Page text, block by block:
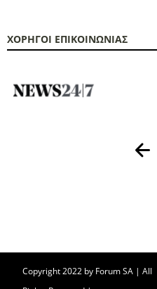
ΧΟΡΗΓΟΙ ΕΠΙΚΟΙΝΩΝΙΑΣ
Copyright 2022 by Forum SA | All